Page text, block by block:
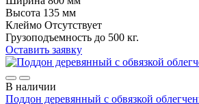
Высота 135 мм
Клеймо Отсутствует
Грузоподъемность до 500 кг.
Оставить заявку
В наличии
Поддон деревянный с обвязкой